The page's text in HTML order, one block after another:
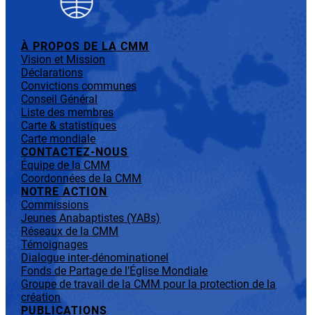
À PROPOS DE LA CMM
Vision et Mission
Déclarations
Convictions communes
Conseil Général
Liste des membres
Carte & statistiques
Carte mondiale
CONTACTEZ-NOUS
Équipe de la CMM
Coordonnées de la CMM
NOTRE ACTION
Commissions
Jeunes Anabaptistes (YABs)
Réseaux de la CMM
Témoignages
Dialogue inter-dénominationel
Fonds de Partage de l’Église Mondiale
Groupe de travail de la CMM pour la protection de la
création
PUBLICATIONS